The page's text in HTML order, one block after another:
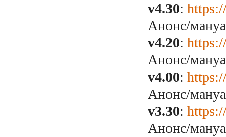
v4.30:
Анонс/
v4.20:
Анонс/
v4.00:
Анонс/
v3.30:
Анонс/